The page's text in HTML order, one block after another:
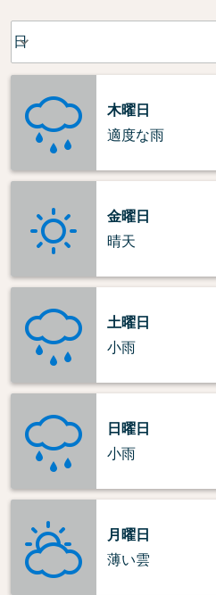
Weather unit option 日 Selected
日
keyboard_arrow_down
木曜日
適度な雨
金曜日
晴天
土曜日
小雨
日曜日
小雨
月曜日
薄い雲